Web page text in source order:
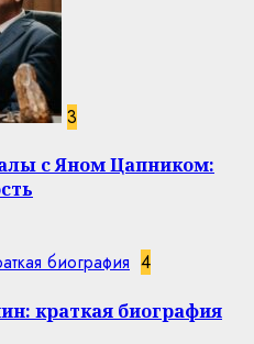
3
с Яном Цапником:
биография 4
краткая биография